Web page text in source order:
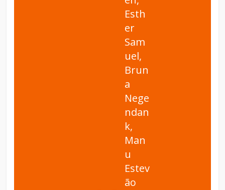
Esth
er
Sam
uel,
Brun
a
Nege
ndan
k,
Man
u
Estev
ão